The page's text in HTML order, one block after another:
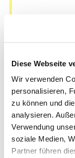
Diese Webseite
Wir verwenden
personalisieren,
zu können und
analysieren.
Verwendung
soziale Medien,
Partner führen